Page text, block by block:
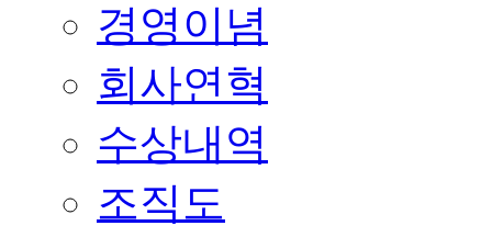
경영이념
회사연혁
수상내역
조직도